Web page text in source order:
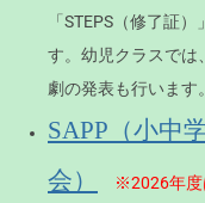
「STEPS（修了証
す。幼児クラスでは
劇の発表も行います。
SAPP（小中
会）
※2026年度